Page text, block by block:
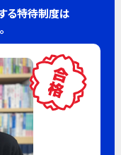
る特待制度は